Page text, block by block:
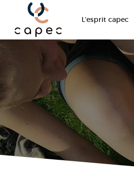
Panneau de gestion des cookies
L’esprit capec